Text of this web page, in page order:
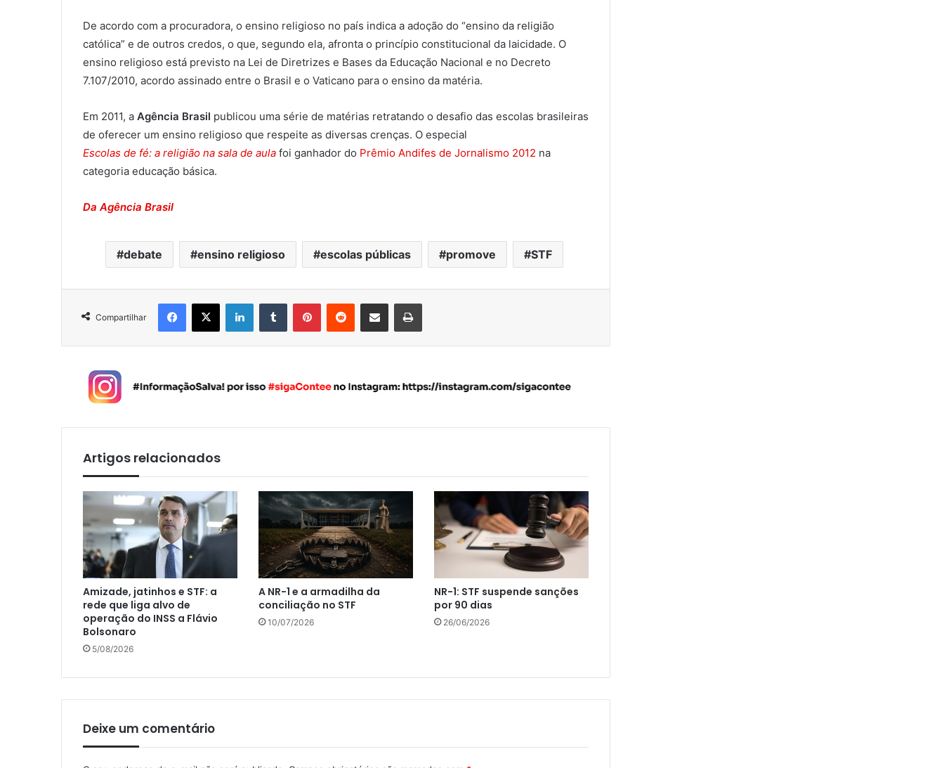
De acordo com a procuradora, o ensino religioso no país indica a adoção do “ensino da religião
católica” e de outros credos, o que, segundo ela, afronta o princípio constitucional da laicidade. O
ensino religioso está previsto na Lei de Diretrizes e Bases da Educação Nacional e no Decreto
7.107/2010, acordo assinado entre o Brasil e o Vaticano para o ensino da matéria.
Em 2011, a Agência Brasil publicou uma série de matérias retratando o desafio das escolas brasileiras
de oferecer um ensino religioso que respeite as diversas crenças. O especial
Escolas de fé: a religião na sala de aula foi ganhador do Prêmio Andifes de Jornalismo 2012 na
categoria educação básica.
Da Agência Brasil
debate ensino religioso escolas públicas promove STF
Compartilhar
Artigos relacionados
Amizade, jatinhos e STF: a
rede que liga alvo de
operação do INSS a Flávio
Bolsonaro
5/08/2026
A NR-1 e a armadilha da
conciliação no STF
10/07/2026
NR-1: STF suspende sanções
por 90 dias
26/06/2026
Deixe um comentário